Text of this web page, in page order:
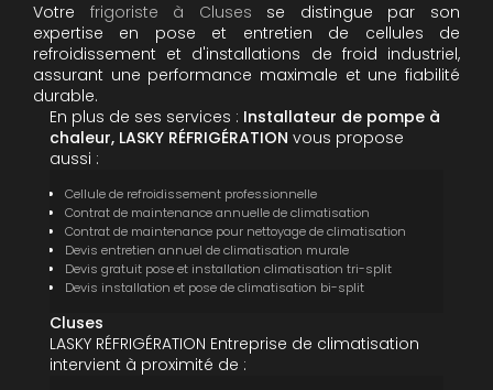
Votre frigoriste à Cluses se distingue par son
expertise en pose et entretien de cellules de
refroidissement et d'installations de froid industriel,
assurant une performance maximale et une fiabilité
durable.
En plus de ses services : Installateur de pompe à
chaleur, LASKY RÉFRIGÉRATION vous propose
aussi :
Cellule de refroidissement professionnelle
Contrat de maintenance annuelle de climatisation
Contrat de maintenance pour nettoyage de climatisation
Devis entretien annuel de climatisation murale
Devis gratuit pose et installation climatisation tri-split
Devis installation et pose de climatisation bi-split
Cluses
LASKY RÉFRIGÉRATION Entreprise de climatisation
intervient à proximité de :